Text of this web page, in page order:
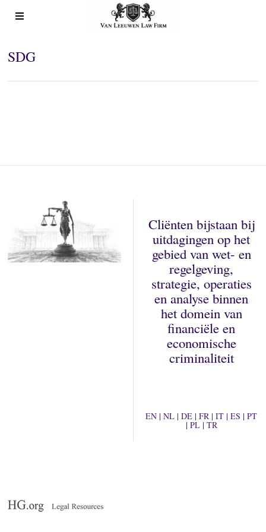
SDG
Cliënten bijstaan bij
uitdagingen op het
gebied van wet- en
regelgeving,
strategie, operaties
en analyse binnen
het domein van
financiële en
economische
criminaliteit
EN |NL |DE |FR |IT |ES |PT
| PL| TR